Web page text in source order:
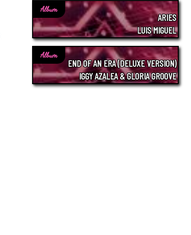
Album
ARIES
LUIS MIGUEL
Album
END OF AN ERA (DELUXE VERSION)
IGGY AZALEA & GLORIA GROOVE